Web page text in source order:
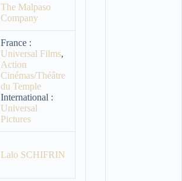
The Malpaso
Company
France :
Universal Films,
Action
Cinémas/Théâtre
du Temple
International :
Universal
Pictures
Lalo SCHIFRIN